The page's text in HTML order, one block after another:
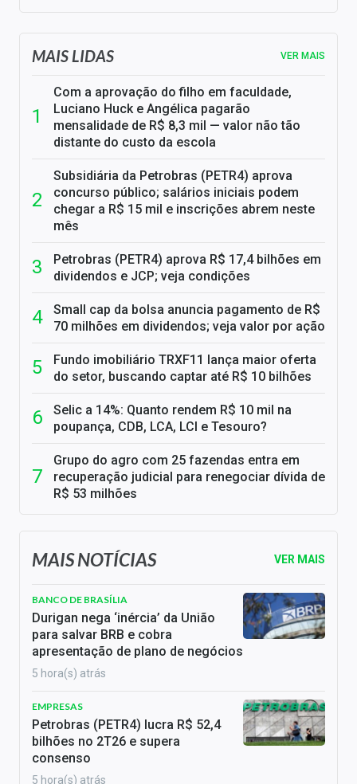
MAIS LIDAS VER MAIS
Com a aprovação do filho em faculdade,
Luciano Huck e Angélica pagarão
mensalidade de R$ 8,3 mil — valor não tão
distante do custo da escola
Subsidiária da Petrobras (PETR4) aprova
concurso público; salários iniciais podem
chegar a R$ 15 mil e inscrições abrem neste
mês
Petrobras (PETR4) aprova R$ 17,4 bilhões em
dividendos e JCP; veja condições
Small cap da bolsa anuncia pagamento de R$
70 milhões em dividendos; veja valor por ação
Fundo imobiliário TRXF11 lança maior oferta
do setor, buscando captar até R$ 10 bilhões
Selic a 14%: Quanto rendem R$ 10 mil na
poupança, CDB, LCA, LCI e Tesouro?
Grupo do agro com 25 fazendas entra em
recuperação judicial para renegociar dívida de
R$ 53 milhões
MAIS NOTÍCIAS VER MAIS
BANCO DE BRASÍLIA
Durigan nega ‘inércia’ da União
para salvar BRB e cobra
apresentação de plano de negócios
5 hora(s) atrás
EMPRESAS
Petrobras (PETR4) lucra R$ 52,4
bilhões no 2T26 e supera
consenso
5 hora(s) atrás